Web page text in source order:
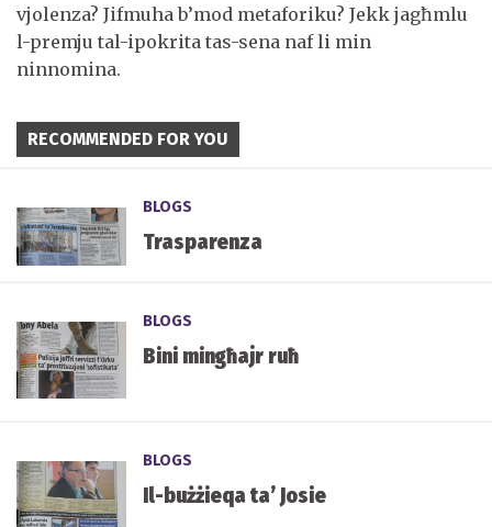
vjolenza? Jifmuha b’mod metaforiku? Jekk jagħmlu
l-premju tal-ipokrita tas-sena naf li min
ninnomina.
RECOMMENDED FOR YOU
BLOGS
Trasparenza
BLOGS
Bini mingħajr ruħ
BLOGS
Il-bużżieqa ta’ Josie